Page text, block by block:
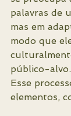
palavras de
mas em
modo que
público-alvo.
Esse
elementos,